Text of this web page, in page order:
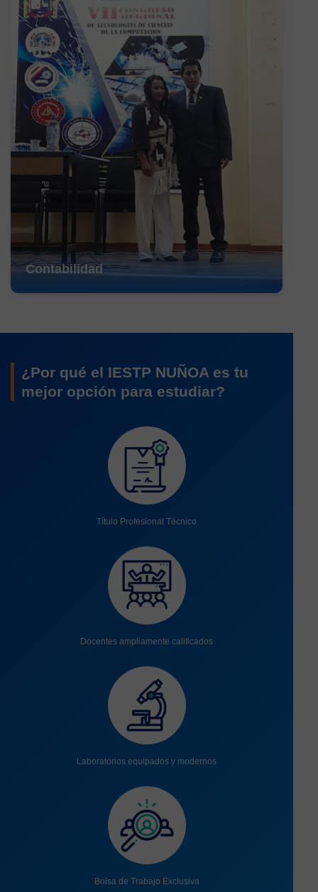
Contabilidad
¿Por qué el IESTP NUÑOA es tu
mejor opción para estudiar?
Título Profesional Técnico
Docentes ampliamente calificados
Laboratorios equipados y modernos
Bolsa de Trabajo Exclusiva